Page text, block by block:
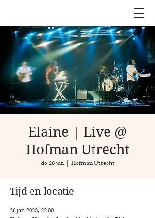
Elaine | Live @
Hofman Utrecht
do 26 jan
  |
Hofman Utrecht
Tijd en locatie
26 jan 2023, 22:00